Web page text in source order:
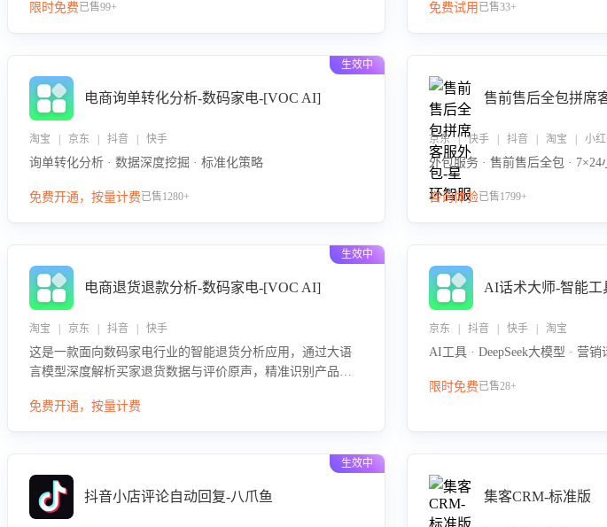
限时免费已售99+ 免费试用 已售33+
生效中
电商询单转化分析-数码家电-[VOC AI]
淘宝 | 京东 | 抖音 | 快手
询单转化分析 · 数据深度挖掘 · 标准化策略
免费开通，按量计费已售1280+
售前售后全包拼席
外包服务 · 售前售后全包 · 7×24
咨询体验已售1799+
生效中
电商退货退款分析-数码家电-[VOC AI]
淘宝 | 京东 | 抖音 | 快手
这是一款面向数码家电行业的智能退货分析应用，通过大语
言模型深度解析买家退货数据与评价原声，精准识别产品质
改进建议，通过挖掘用户痛点驱动产品迭代，从根本上降低
免费开通，按量计费
AI话术大师-智能工
京东 | 抖音 | 快手 | 淘宝
AI工具 · DeepSeek大模型 · 营销
限时免费已售28+
生效中
抖音小店评论自动回复-八爪鱼 集客CRM-标准版